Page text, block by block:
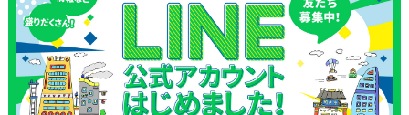
観光ガイド
ランキング